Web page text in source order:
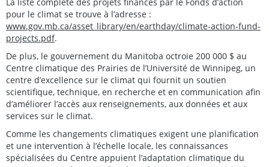
pour le climat se trouve à l’adresse :
www.gov.mb.ca/asset_library/en/earthday/climate-action-fund-
projects.pdf.
De plus, le gouvernement du Manitoba octroie 200 000 $ au
Centre climatique des Prairies de l’Université de Winnipeg, un
centre d’excellence sur le climat qui fournit un soutien
scientifique, technique, en recherche et en communication afin
d’améliorer l’accès aux renseignements, aux données et aux
services sur le climat.
Comme les changements climatiques exigent une planification
et une intervention à l’échelle locale, les connaissances
spécialisées du Centre appuient l’adaptation climatique du